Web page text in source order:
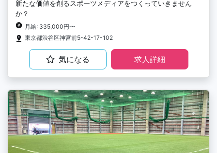
新たな価値を創るスポーツメディアをつくっていきません
か？
月給: 335,000円〜
東京都渋谷区神宮前5-42-17-102
気になる 求人詳細